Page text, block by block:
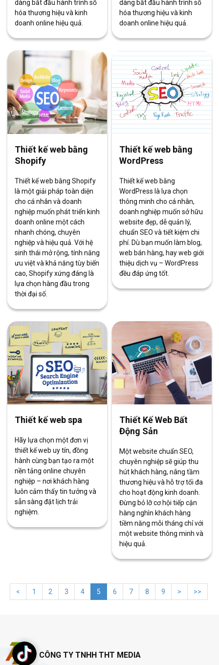
dàng bắt đầu hành trình số
hóa thương hiệu và kinh
doanh online hiệu quả.
dàng bắt đầu hành trình số
hóa thương hiệu và kinh
doanh online hiệu quả.
Thiết kế web bằng
Shopify
Thiết kế web bằng Shopify
là một giải pháp toàn diện
cho cá nhân và doanh
nghiệp muốn phát triển kinh
doanh online một cách
nhanh chóng, chuyên
nghiệp và hiệu quả. Với hệ
sinh thái mở rộng, tính năng
ưu việt và khả năng tùy biến
cao, Shopify xứng đáng là
lựa chọn hàng đầu trong
thời đại số.
Thiết kế web bằng
WordPress
Thiết kế web bằng
WordPress là lựa chọn
thông minh cho cá nhân,
doanh nghiệp muốn sở hữu
website đẹp, dễ quản lý,
chuẩn SEO và tiết kiệm chi
phí. Dù bạn muốn làm blog,
web bán hàng, hay web giới
thiệu dịch vụ – WordPress
đều đáp ứng tốt.
Thiết kế web spa
Hãy lựa chọn một đơn vị
thiết kế web uy tín, đồng
hành cùng bạn tạo ra một
nền tảng online chuyên
nghiệp – nơi khách hàng
luôn cảm thấy tin tưởng và
sẵn sàng đặt lịch trải
nghiệm.
Thiết Kế Web Bất
Động Sản
Một website chuẩn SEO,
chuyên nghiệp sẽ giúp thu
hút khách hàng, nâng tầm
thương hiệu và hỗ trợ tối đa
cho hoạt động kinh doanh.
Đừng bỏ lỡ cơ hội tiếp cận
hàng nghìn khách hàng
tiềm năng mỗi tháng chỉ với
một website thông minh và
hiệu quả.
< 1 2 3 4 5 6 7 8 9 > >>
CÔNG TY TNHH THT MEDIA